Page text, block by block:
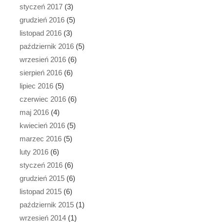
styczeń 2017 (3)
grudzień 2016 (5)
listopad 2016 (3)
październik 2016 (5)
wrzesień 2016 (6)
sierpień 2016 (6)
lipiec 2016 (5)
czerwiec 2016 (6)
maj 2016 (4)
kwiecień 2016 (5)
marzec 2016 (5)
luty 2016 (6)
styczeń 2016 (6)
grudzień 2015 (6)
listopad 2015 (6)
październik 2015 (1)
wrzesień 2014 (1)